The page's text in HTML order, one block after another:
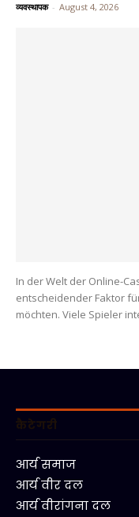
व्यवस्थापक - August 4, 2026
In der Welt der Online-
entscheidender Faktor
möchten. Viele Spieler
कैटेगरी
आर्य समाज
आर्य वीर दल
आर्य वीरांगना दल